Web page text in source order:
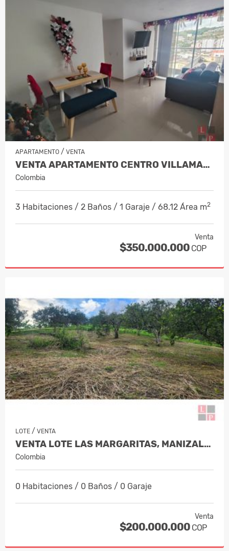
APARTAMENTO / VENTA
VENTA APARTAMENTO CENTRO VILLAMARÍA,…
Colombia
3 Habitaciones / 2 Baños / 1 Garaje / 68.12 Área m2
Venta
$350.000.000 COP
LOTE / VENTA
VENTA LOTE LAS MARGARITAS, MANIZALES…
Colombia
0 Habitaciones / 0 Baños / 0 Garaje
Venta
$200.000.000 COP